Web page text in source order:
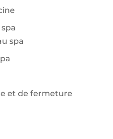
spa
et de fermeture